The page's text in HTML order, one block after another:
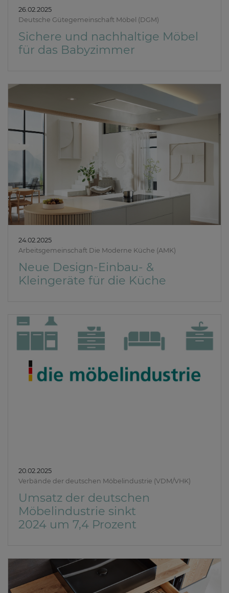
26.02.2025
Deutsche Gütegemeinschaft Möbel (DGM)
Sichere und nachhaltige Möbel
für das Babyzimmer
24.02.2025
Arbeitsgemeinschaft Die Moderne Küche (AMK)
Neue Design-Einbau- &
Kleingeräte für die Küche
20.02.2025
Verbände der deutschen Möbelindustrie (VDM/VHK)
Umsatz der deutschen
Möbelindustrie sinkt
2024 um 7,4 Prozent